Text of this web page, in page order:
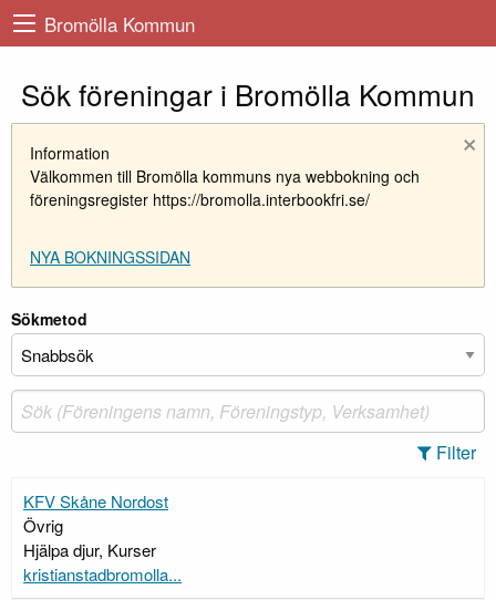
Bromölla Kommun
Sök föreningar i Bromölla Kommun
×
Information
Välkommen till Bromölla kommuns nya webbokning och
föreningsregister https://bromolla.interbookfri.se/
NYA BOKNINGSSIDAN
Sökmetod
Filter
KFV Skåne Nordost
Övrig
Hjälpa djur, Kurser
kristianstadbromolla...